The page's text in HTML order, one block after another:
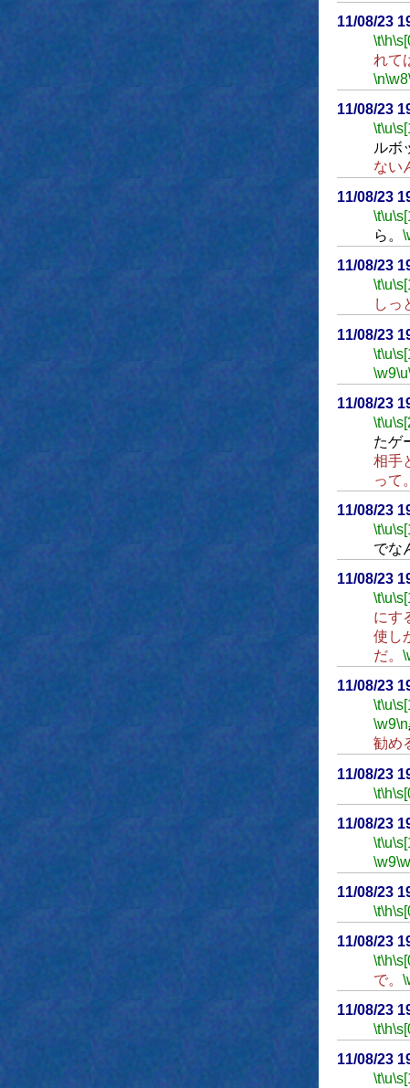
11/08/23
\t\h
れて
\n\w8
11/08/23
\t\u
ルボ
ない
11/08/23
\t\u
ら。
11/08/23
\t\u
しっ
11/08/23
\t\u
\w9\u
11/08/23
\t\u
たゲ
相手
って。
11/08/23
\t\u
でな
11/08/23
\t\u
にす
使し
だ。
11/08/23
\t\u
\w9\n
勧め
11/08/23
\t\h
11/08/23
\t\u
\w9
11/08/23
\t\h
11/08/23
\t\h
で。
11/08/23
\t\h
11/08/23
\t\u